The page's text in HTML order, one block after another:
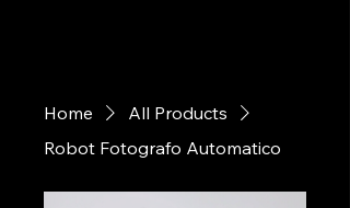
Home
All Products
Robot Fotografo Automatico